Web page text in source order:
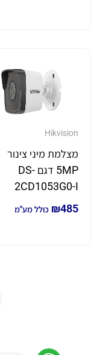
Hikvision
מצלמת מיני צינור
5MP דגם DS-
2CD1053G0-I
₪485 כולל מע"מ